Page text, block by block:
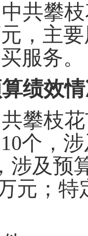
共攀
，主
服务。
算绩效
攀枝
10个，
涉及预
元；特